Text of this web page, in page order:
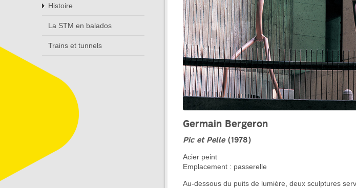
Histoire
La STM en balados
Trains et tunnels
Germain Bergeron
Pic et Pelle(1978)
Acier peint
Emplacement : passerelle
Au-dessous du puits de lumière, deux sculptures